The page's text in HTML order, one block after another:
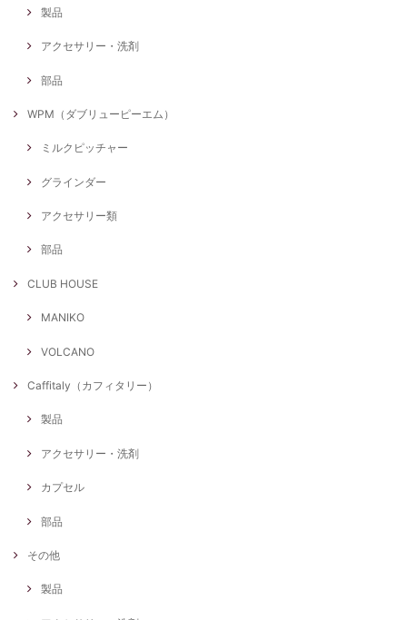
製品
アクセサリー・洗剤
部品
WPM（ダブリューピーエム）
ミルクピッチャー
グラインダー
アクセサリー類
部品
CLUB HOUSE
MANIKO
VOLCANO
Caffitaly（カフィタリー）
製品
アクセサリー・洗剤
カプセル
部品
その他
製品